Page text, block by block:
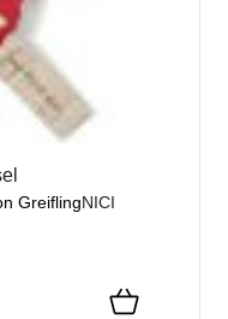
GreiflingNICI